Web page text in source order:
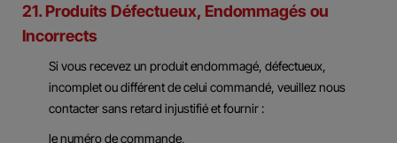
21. Produits Défectueux, Endommagés ou
Incorrects
Si vous recevez un produit endommagé, défectueux,
incomplet ou différent de celui commandé, veuillez nous
contacter sans retard injustifié et fournir :
le numéro de commande,